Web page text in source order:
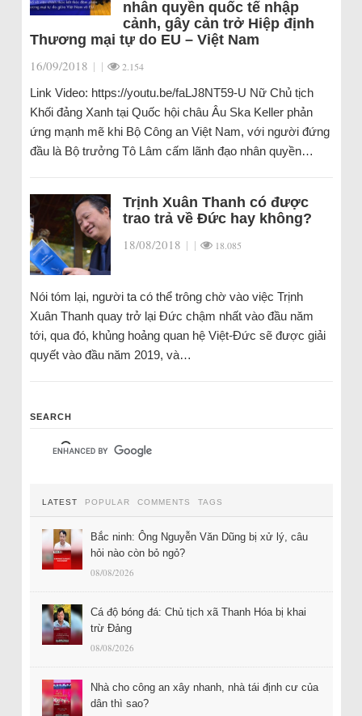
nhân quyền quốc tế nhập
cảnh, gây cản trở Hiệp định
Thương mại tự do EU – Việt Nam
16/09/2018 | | 2.154
Link Video: https://youtu.be/faLJ8NT59-U Nữ Chủ tịch
Khối đảng Xanh tại Quốc hội châu Âu Ska Keller phản
ứng mạnh mẽ khi Bộ Công an Việt Nam, với người đứng
đầu là Bộ trưởng Tô Lâm cấm lãnh đạo nhân quyền…
Trịnh Xuân Thanh có được
trao trả về Đức hay không?
18/08/2018 | | 18.085
Nói tóm lại, người ta có thể trông chờ vào việc Trịnh
Xuân Thanh quay trở lại Đức chậm nhất vào đầu năm
tới, qua đó, khủng hoảng quan hệ Việt-Đức sẽ được giải
quyết vào đầu năm 2019, và…
SEARCH
LATEST POPULAR COMMENTS TAGS
Bắc ninh: Ông Nguyễn Văn Dũng bị xử lý, câu
hỏi nào còn bỏ ngỏ?
08/08/2026
Cá độ bóng đá: Chủ tịch xã Thanh Hóa bị khai
trừ Đảng
08/08/2026
Nhà cho công an xây nhanh, nhà tái định cư của
dân thì sao?